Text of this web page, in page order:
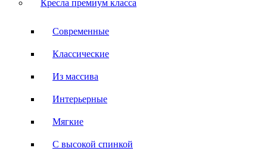
Кресла премиум класса
Современные
Классические
Из массива
Интерьерные
Мягкие
С высокой спинкой